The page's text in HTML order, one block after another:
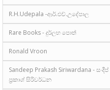
R.H.Udepala -ආර්.එච්.උදේපාල
Rare Books - දුර්ලභ පොත්
Ronald Vroon
Sandeep Prakash Siriwardana - සංදීප්
ප්‍රකාශ් සිරිවර්ධන